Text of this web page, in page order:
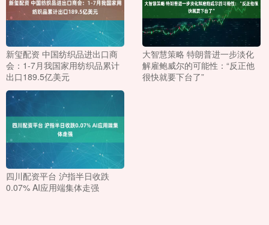
新玺配资 中国纺织品进出口商
会：1-7月我国家用纺织品累计
出口189.5亿美元
大智慧策略 特朗普进一步淡化
解雇鲍威尔的可能性：“反正他
很快就要下台了”
四川配资平台 沪指半日收跌
0.07% AI应用端集体走强